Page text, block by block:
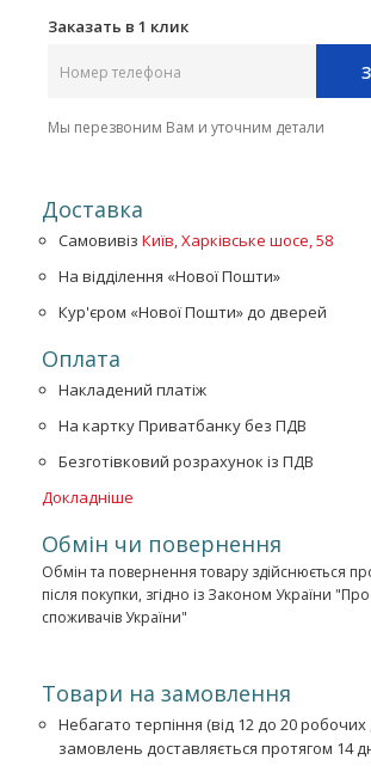
Заказать в 1 клик
Мы перезвоним Вам и уточним детали
Доставка
Самовивіз Київ, Харківське шосе, 58
На відділення «Нової Пошти»
Кур'єром «Нової Пошти» до дверей
Оплата
Накладений платіж
На картку Приватбанку без ПДВ
Безготівковий розрахунок із ПДВ
Докладніше
Обмін чи повернення
Обмін та повернення товару здійснюється
після покупки, згідно із Законом України
споживачів України"
Товари на замовлення
Небагато терпіння (від 12 до 20 робочих
замовлень доставляється протягом 14